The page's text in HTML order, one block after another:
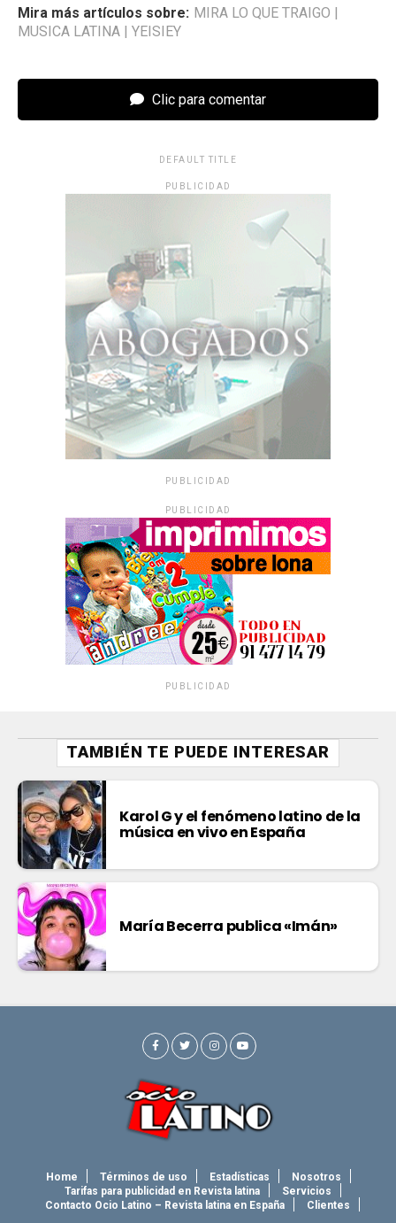
Mira más artículos sobre: MIRA LO QUE TRAIGO
MUSICA LATINA
YEISIEY
Clic para comentar
DEFAULT TITLE
PUBLICIDAD
PUBLICIDAD
PUBLICIDAD
PUBLICIDAD
TAMBIÉN TE PUEDE INTERESAR
Karol G y el fenómeno latino de la
música en vivo en España
María Becerra publica «Imán»
Home Términos de uso Estadísticas
Nosotros
Tarifas para publicidad en Revista latina
Servicios
Contacto Ocio Latino – Revista latina en España
Clientes